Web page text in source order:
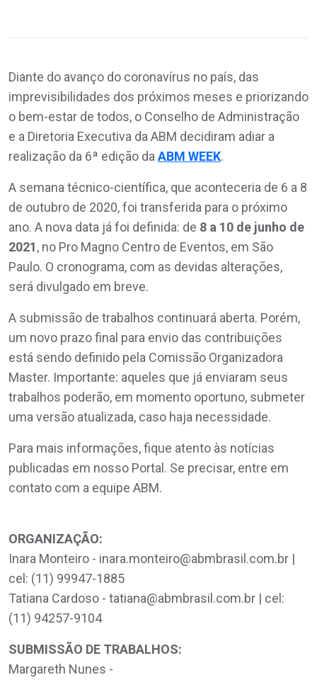
Diante do avanço do coronavírus no país, das
imprevisibilidades dos próximos meses e priorizando
o bem-estar de todos, o Conselho de Administração
e a Diretoria Executiva da ABM decidiram adiar a
realização da 6ª edição da ABM WEEK.
A semana técnico-científica, que aconteceria de 6 a 8
de outubro de 2020, foi transferida para o próximo
ano. A nova data já foi definida: de 8 a 10 de junho de
2021, no Pro Magno Centro de Eventos, em São
Paulo. O cronograma, com as devidas alterações,
será divulgado em breve.
A submissão de trabalhos continuará aberta. Porém,
um novo prazo final para envio das contribuições
está sendo definido pela Comissão Organizadora
Master. Importante: aqueles que já enviaram seus
trabalhos poderão, em momento oportuno, submeter
uma versão atualizada, caso haja necessidade.
Para mais informações, fique atento às notícias
publicadas em nosso Portal. Se precisar, entre em
contato com a equipe ABM.
ORGANIZAÇÃO:
Inara Monteiro - inara.monteiro@abmbrasil.com.br |
cel: (11) 99947-1885
Tatiana Cardoso - tatiana@abmbrasil.com.br | cel:
(11) 94257-9104
SUBMISSÃO DE TRABALHOS:
Margareth Nunes -